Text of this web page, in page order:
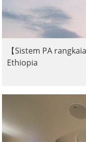
【Sistem PA
Ethiopia